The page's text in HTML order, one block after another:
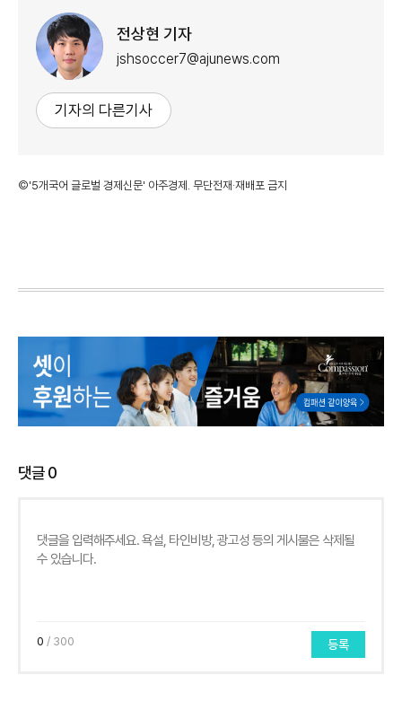
전상현 기자
jshsoccer7@ajunews.com
기자의 다른기사
©'5개국어 글로벌 경제신문' 아주경제. 무단전재·재배포 금지
댓글0
0 / 300 등록